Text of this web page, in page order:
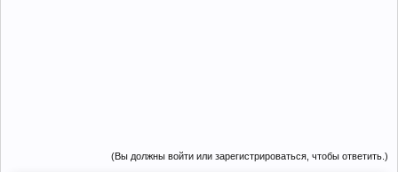
(Вы должны войти или зарегистрироваться, чтобы ответить.)